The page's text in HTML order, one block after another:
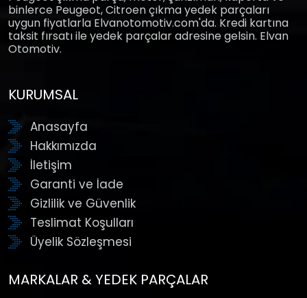
binlerce Peugeot, Citroen çıkma yedek parçaları
uygun fiyatlarla Elvanotomotiv.com'da. Kredi kartına
taksit fırsatı ile yedek parçalar adresine gelsin. Elvan
Otomotiv.
KURUMSAL
Anasayfa
Hakkımızda
İletişim
Garanti ve İade
Gizlilik ve Güvenlik
Teslimat Koşulları
Üyelik Sözleşmesi
MARKALAR & YEDEK PARÇALAR